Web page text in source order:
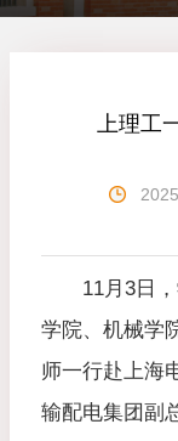
上理工
11月3日
学院、机械学
师一行赴上海
输配电集团副